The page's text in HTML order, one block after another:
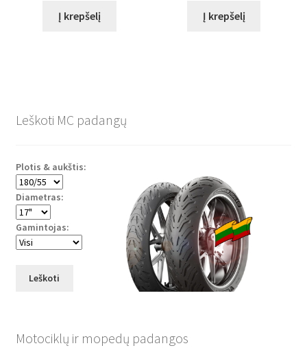
Į krepšelį Į krepšelį
Leškoti MC padangų
Plotis & aukštis:
Diametras:
Gamintojas:
Leškoti
Motociklų ir mopedų padangos